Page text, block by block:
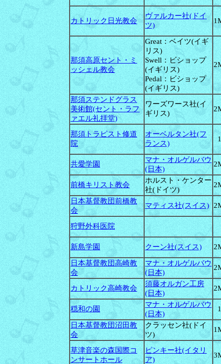
カトリック日光教会
ヴァルカー社(ドイ
ツ)
那須高原セント・ミ
ッシェル教会
Great：ベイツ(イギ
リス)
Swell：ビショップ
(イギリス)
Pedal：ビショップ
(イギリス)
那須ステンドグラス
美術館(セント・ラフ
ァエル礼拝堂)
ワーズワース社(イ
ギリス)
那須トラピスト修道
院
オーベルタン社(フ
ランス)
共愛学園
マナ・オルゲルバウ
(日本)
前橋キリスト教会
ホルスト・ケンター
社(ドイツ)
日本基督教団前橋教
会
マティス社(スイス)
狩野外科医院
新島学園 クーン社(スイス)
日本基督教団高崎教
会
マナ・オルゲルバウ
(日本)
カトリック高崎教会
須藤オルガン工房
(日本)
穏和の園
マナ・オルゲルバウ
(日本)
日本基督教団沼田教
会
クラッセン社(ドイ
ツ)
草津音楽の森国際コ
ンサートホール
ピンキー社(イタリ
ア)